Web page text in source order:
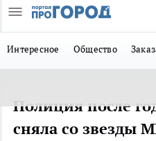
Интересное Общество
Полиция после
сняла со звезды